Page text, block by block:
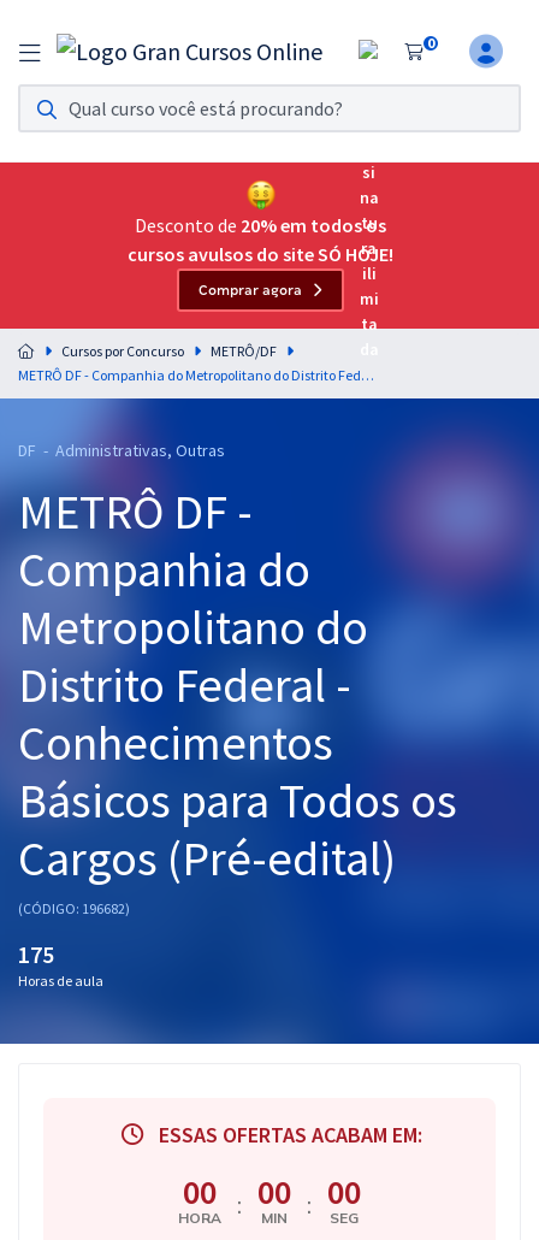
0
Assinatura Ilimitada 11
Acesso a todos os cursos. Teste grátis por 7 dias!
Assinatura OAB Até Passar
Acesso ilimitado a toda preparação para o Exame da
Residências Multiprofissionais
Preparação completa e intensiva para as principais
residências em saúde do Brasil
Cursos 20% OFF
Pós
Graduação
OAB
Mentorias
Questões grátis
Conteúdo gratuito
Desconto de 20% em todos os
cursos avulsos do site SÓ HOJE!
Comprar agora
Cursos por Concurso
METRÔ/DF
METRÔ DF - Companhia do Metropolitano do Distrito Federal - Conhecimentos Básicos para Todos os Cargos (Pré-edital)
DF - Administrativas, Outras
METRÔ DF -
Companhia do
Metropolitano do
Distrito Federal -
Conhecimentos
Básicos para Todos os
Cargos (Pré-edital)
(CÓDIGO: 196682)
175
Horas de aula
ESSAS OFERTAS ACABAM EM:
00
HORA : 00
MIN : 00
SEG